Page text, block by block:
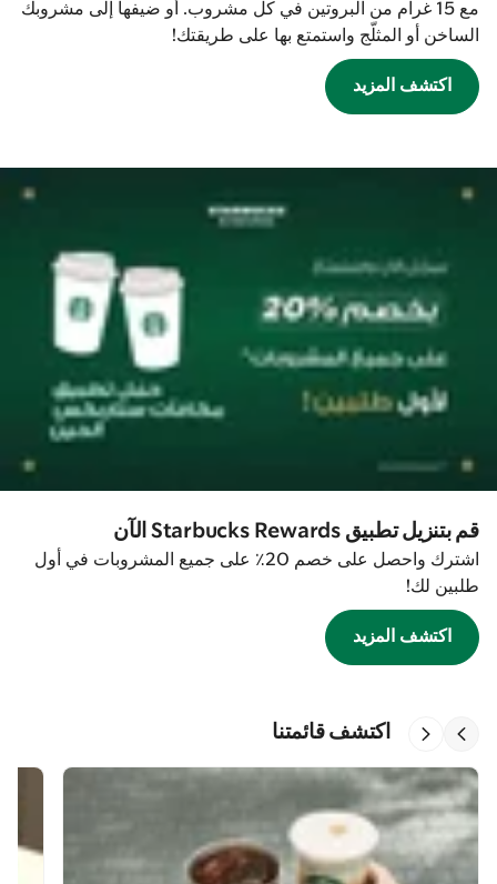
مع 15 غرام من البروتين في كل مشروب. أو ضيفها إلى مشروبك
الساخن أو المثلّج واستمتع بها على طريقتك!
اكتشف المزيد
قم بتنزيل تطبيق Starbucks Rewards الآن
اشترك واحصل على خصم 20٪ على جميع المشروبات في أول
طلبين لك!
اكتشف المزيد
اكتشف قائمتنا